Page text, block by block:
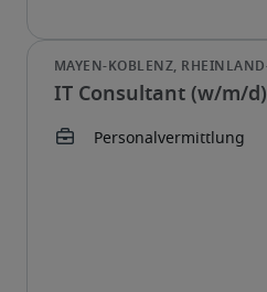
IT Consultant (w/m/d)